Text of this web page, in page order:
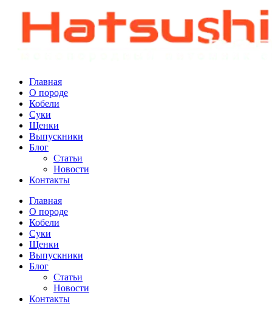
Главная
О породе
Кобели
Суки
Щенки
Выпускники
Блог
Статьи
Новости
Контакты
Главная
О породе
Кобели
Суки
Щенки
Выпускники
Блог
Статьи
Новости
Контакты